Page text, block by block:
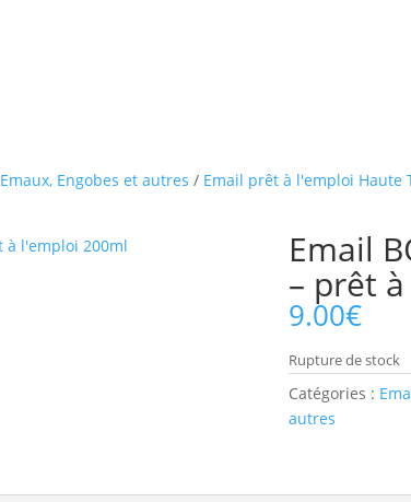
Emaux, Engobes et autres / Email prêt à l'emploi Haute
Email
– prêt
9.00€
Rupture de stock
Catégories :
autres